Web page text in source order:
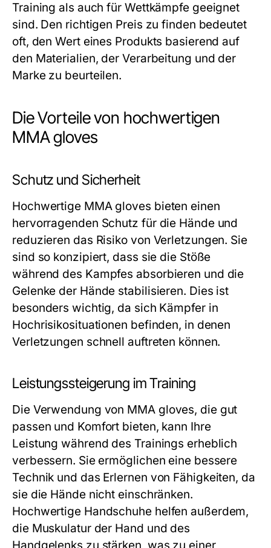
Training als auch für Wettkämpfe geeignet
sind. Den richtigen Preis zu finden bedeutet
oft, den Wert eines Produkts basierend auf
den Materialien, der Verarbeitung und der
Marke zu beurteilen.
Die Vorteile von hochwertigen
MMA gloves
Schutz und Sicherheit
Hochwertige MMA gloves bieten einen
hervorragenden Schutz für die Hände und
reduzieren das Risiko von Verletzungen. Sie
sind so konzipiert, dass sie die Stöße
während des Kampfes absorbieren und die
Gelenke der Hände stabilisieren. Dies ist
besonders wichtig, da sich Kämpfer in
Hochrisikosituationen befinden, in denen
Verletzungen schnell auftreten können.
Leistungssteigerung im Training
Die Verwendung von MMA gloves, die gut
passen und Komfort bieten, kann Ihre
Leistung während des Trainings erheblich
verbessern. Sie ermöglichen eine bessere
Technik und das Erlernen von Fähigkeiten, da
sie die Hände nicht einschränken.
Hochwertige Handschuhe helfen außerdem,
die Muskulatur der Hand und des